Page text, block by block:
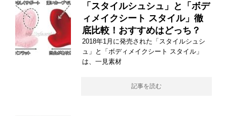
「スタイルシュシュ」と「ボデ
ィメイクシート スタイル」徹
底比較！おすすめはどっち？
2018年1月に発売された「スタイルシュシ
ュ」と「ボディメイクシート スタイル」
は、一見素材
記事を読む